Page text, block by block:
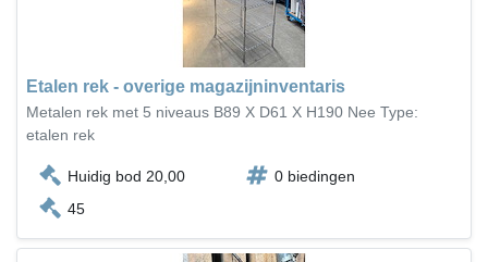
Etalen rek - overige magazijninventaris
Metalen rek met 5 niveaus B89 X D61 X H190 Nee Type:
etalen rek
Huidig bod 20,00
0 biedingen
45